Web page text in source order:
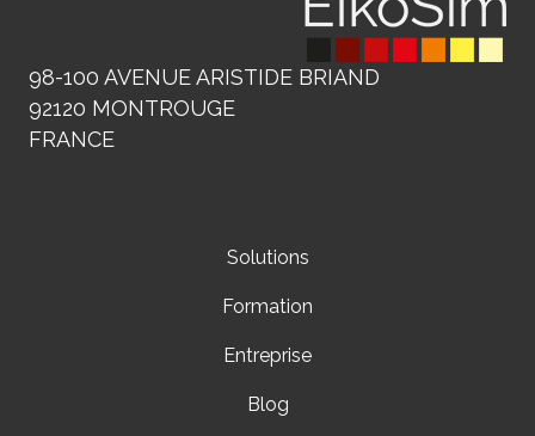
98-100 AVENUE ARISTIDE BRIAND
92120 MONTROUGE
FRANCE
Solutions
Formation
Entreprise
Blog